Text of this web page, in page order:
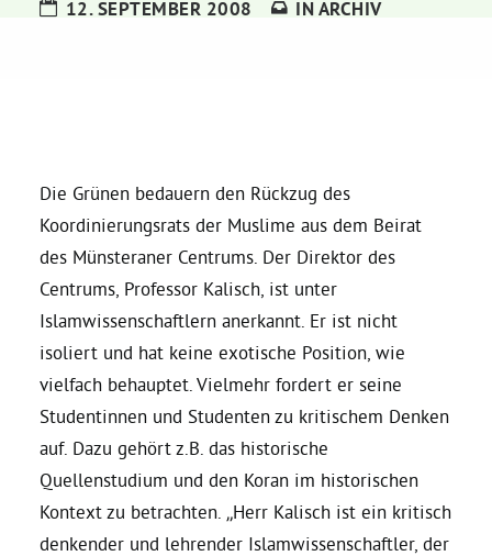
Josefine Paul, MdL
Robin Korte, MdL
Daniel Freund, MdEP
Grüne im Rathaus
Ratsfraktion
12. SEPTEMBER 2008 INARCHIV
Die Grünen bedauern den Rückzug des
Koordinierungsrats der Muslime aus dem Beirat
des Münsteraner Centrums. Der Direktor des
Centrums, Professor Kalisch, ist unter
Islamwissenschaftlern anerkannt. Er ist nicht
isoliert und hat keine exotische Position, wie
vielfach behauptet. Vielmehr fordert er seine
Studentinnen und Studenten zu kritischem Denken
auf. Dazu gehört z.B. das historische
Quellenstudium und den Koran im historischen
Kontext zu betrachten. „Herr Kalisch ist ein kritisch
denkender und lehrender Islamwissenschaftler, der